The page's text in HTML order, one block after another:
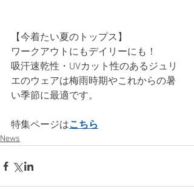
【今着たい夏のトップス】
ワークアウトにもデイリーにも！
吸汗速乾性・UVカット性のあるジュリ
エのウェアは梅雨時期やこれからの暑
い季節に最適です。
特集ページはこちら
News